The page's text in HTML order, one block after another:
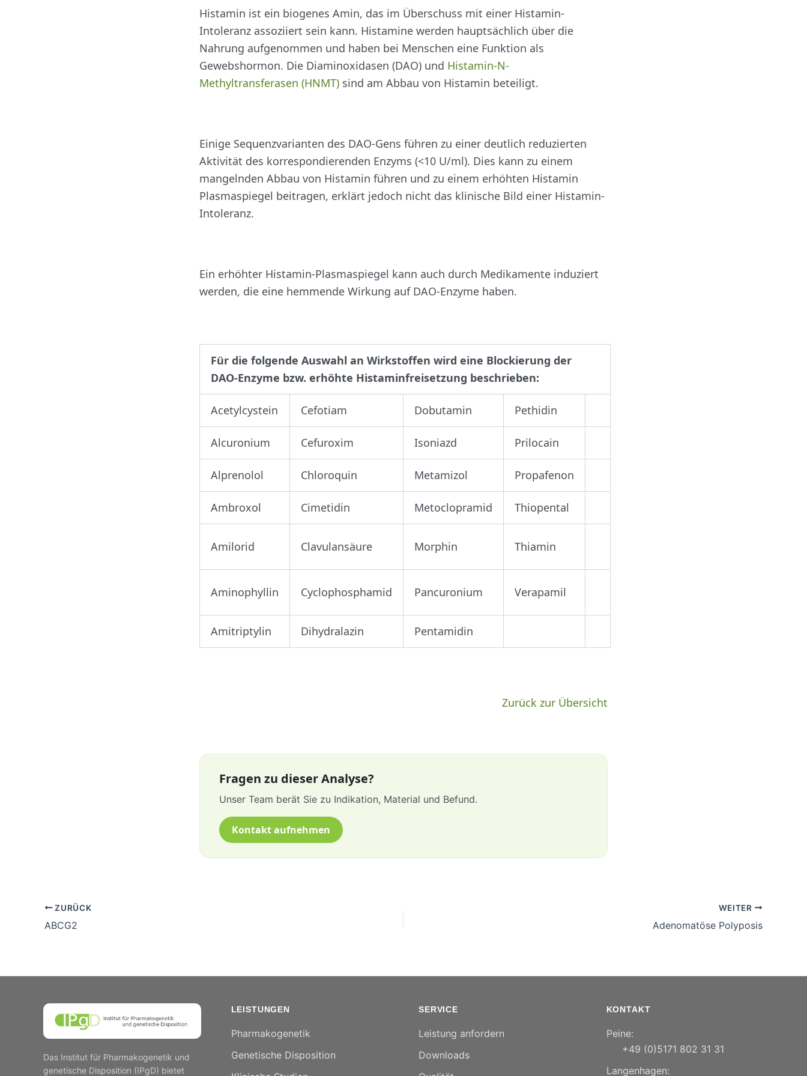
Histamin ist ein biogenes Amin, das im Überschuss mit einer Histamin-
Intoleranz assoziiert sein kann. Histamine werden hauptsächlich über die
Nahrung aufgenommen und haben bei Menschen eine Funktion als
Gewebshormon. Die Diaminoxidasen (DAO) und Histamin-N-
Methyltransferasen (HNMT) sind am Abbau von Histamin beteiligt.
Einige Sequenzvarianten des DAO-Gens führen zu einer deutlich reduzierten
Aktivität des korrespondierenden Enzyms (<10 U/ml). Dies kann zu einem
mangelnden Abbau von Histamin führen und zu einem erhöhten Histamin
Plasmaspiegel beitragen, erklärt jedoch nicht das klinische Bild einer Histamin-
Intoleranz.
Ein erhöhter Histamin-Plasmaspiegel kann auch durch Medikamente induziert
werden, die eine hemmende Wirkung auf DAO-Enzyme haben.
Für die folgende Auswahl an Wirkstoffen wird eine Blockierung der
DAO-Enzyme bzw. erhöhte Histaminfreisetzung beschrieben:
Acetylcystein Cefotiam Dobutamin Pethidin
Alcuronium Cefuroxim Isoniazd Prilocain
Alprenolol Chloroquin Metamizol Propafenon
Ambroxol Cimetidin Metoclopramid Thiopental
Amilorid Clavulansäure Morphin Thiamin
Aminophyllin Cyclophosphamid Pancuronium Verapamil
Amitriptylin Dihydralazin Pentamidin
Zurück zur Übersicht
Fragen zu dieser Analyse?
Unser Team berät Sie zu Indikation, Material und Befund.
Kontakt aufnehmen
ZURÜCK
ABCG2
WEITER
Adenomatöse Polyposis
Das Institut für Pharmakogenetik und
genetische Disposition (IPgD) bietet
LEISTUNGEN
Pharmakogenetik
Genetische Disposition
SERVICE
Leistung anfordern
Downloads
KONTAKT
Peine:
+49 (0)5171 802 31 31
Langenhagen: